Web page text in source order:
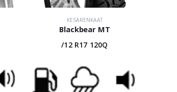
KESÄRENKAAT
Blackbear MT
/12 R17 120Q